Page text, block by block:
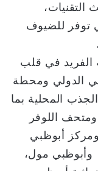
التقنيات،
توفر للضيوف
الفريد في قلب
الدولي ومحطة
المحلية بما
اللوفر
ومركز أبوظبي
وأبوظبي مول،